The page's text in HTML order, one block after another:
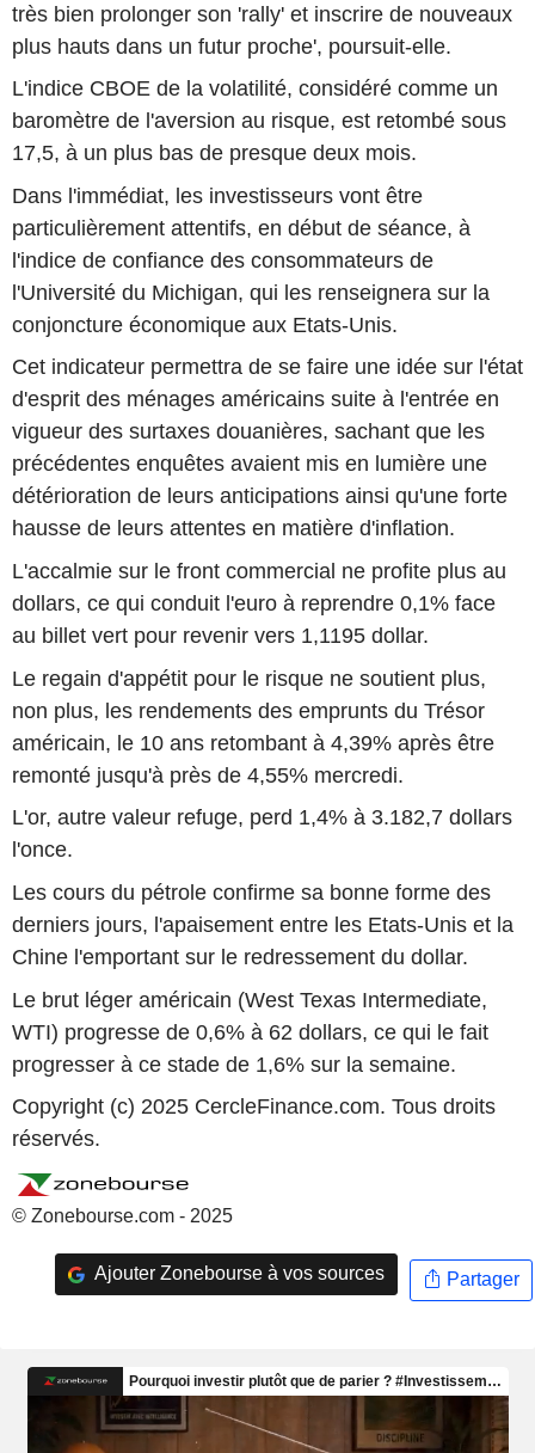
très bien prolonger son 'rally' et inscrire de nouveaux
plus hauts dans un futur proche', poursuit-elle.
L'indice CBOE de la volatilité, considéré comme un
baromètre de l'aversion au risque, est retombé sous
17,5, à un plus bas de presque deux mois.
Dans l'immédiat, les investisseurs vont être
particulièrement attentifs, en début de séance, à
l'indice de confiance des consommateurs de
l'Université du Michigan, qui les renseignera sur la
conjoncture économique aux Etats-Unis.
Cet indicateur permettra de se faire une idée sur l'état
d'esprit des ménages américains suite à l'entrée en
vigueur des surtaxes douanières, sachant que les
précédentes enquêtes avaient mis en lumière une
détérioration de leurs anticipations ainsi qu'une forte
hausse de leurs attentes en matière d'inflation.
L'accalmie sur le front commercial ne profite plus au
dollars, ce qui conduit l'euro à reprendre 0,1% face
au billet vert pour revenir vers 1,1195 dollar.
Le regain d'appétit pour le risque ne soutient plus,
non plus, les rendements des emprunts du Trésor
américain, le 10 ans retombant à 4,39% après être
remonté jusqu'à près de 4,55% mercredi.
L'or, autre valeur refuge, perd 1,4% à 3.182,7 dollars
l'once.
Les cours du pétrole confirme sa bonne forme des
derniers jours, l'apaisement entre les Etats-Unis et la
Chine l'emportant sur le redressement du dollar.
Le brut léger américain (West Texas Intermediate,
WTI) progresse de 0,6% à 62 dollars, ce qui le fait
progresser à ce stade de 1,6% sur la semaine.
Copyright (c) 2025 CercleFinance.com. Tous droits
réservés.
© Zonebourse.com - 2025
Ajouter Zonebourse à vos sources Partager